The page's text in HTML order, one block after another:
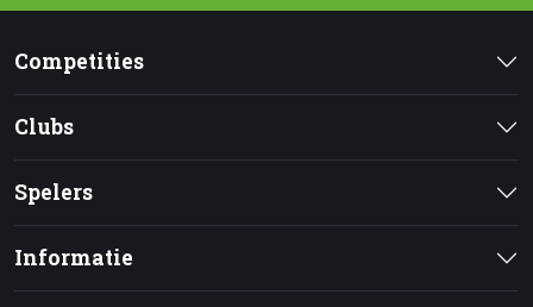
Competities
Clubs
Spelers
Informatie